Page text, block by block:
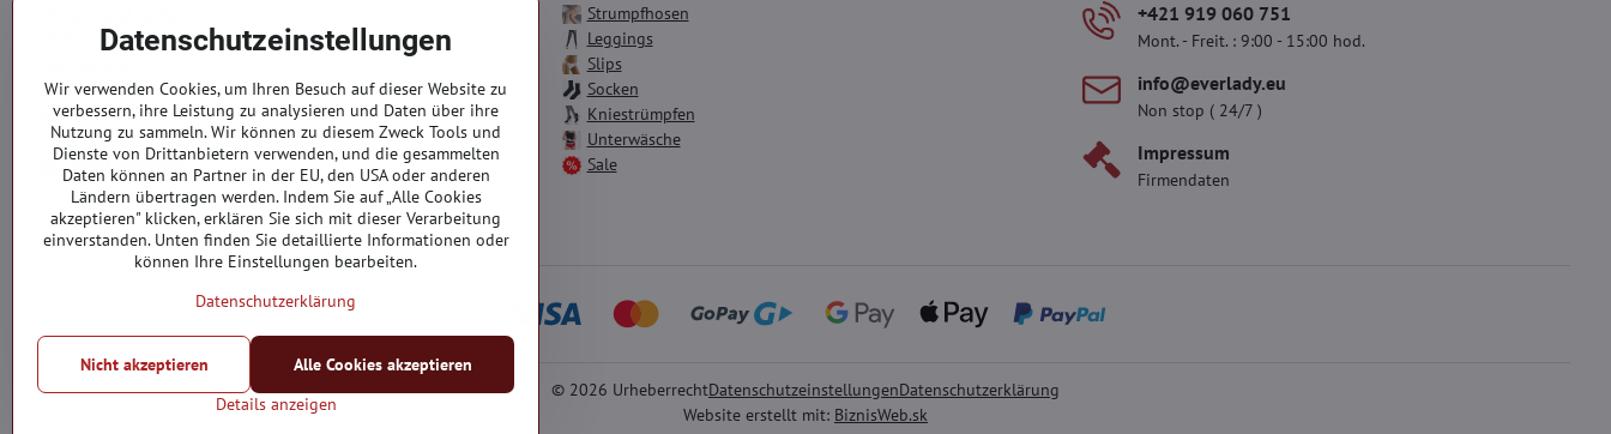
Reklamation
Kontakte
Bestellungen
Bestellstatus
Strumpfhosen
Leggings
Slips
Socken
Kniestrümpfen
Unterwäsche
Sale
+421 919 060 751
Mont. - Freit. : 9:00 - 15:00 hod.
info​​@everlady​​.eu
Non stop ( 24/7 )
Impressum
Firmendaten
© 2026 UrheberrechtDatenschutzeinstellungenDatenschutzerklärung
Website erstellt mit: BiznisWeb.sk
Datenschutzeinstellungen
Wir verwenden Cookies, um Ihren Besuch auf dieser Website zu
verbessern, ihre Leistung zu analysieren und Daten über ihre
Nutzung zu sammeln. Wir können zu diesem Zweck Tools und
Dienste von Drittanbietern verwenden, und die gesammelten
Daten können an Partner in der EU, den USA oder anderen
Ländern übertragen werden. Indem Sie auf „Alle Cookies
akzeptieren" klicken, erklären Sie sich mit dieser Verarbeitung
einverstanden. Unten finden Sie detaillierte Informationen oder
können Ihre Einstellungen bearbeiten.
Datenschutzerklärung
Details anzeigen
Alle Cookies akzeptieren
Nicht akzeptieren